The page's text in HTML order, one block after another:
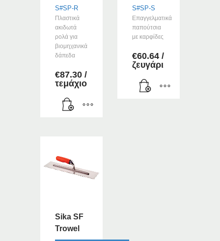
S#SP-R
Πλαστικά
ακιδωτά
ρολά για
βιομηχανικά
δάπεδα
€87.30 /
τεμάχιο
S#SP-S
Επαγγελματικά
παπούτσια
με καρφίδες
€60.64 /
ζευγάρι
Sika SF
Trowel